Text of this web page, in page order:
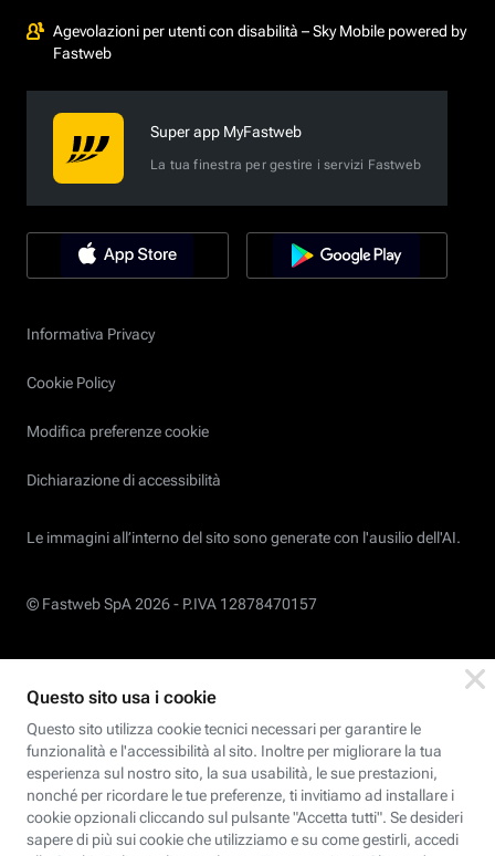
Agevolazioni per utenti con disabilità – Sky Mobile powered by
Fastweb
Super app MyFastweb
La tua finestra per gestire i servizi Fastweb
Informativa Privacy
Cookie Policy
Modifica preferenze cookie
Dichiarazione di accessibilità
Le immagini all’interno del sito sono generate con l'ausilio dell'AI.
© Fastweb SpA 2026 - P.IVA 12878470157